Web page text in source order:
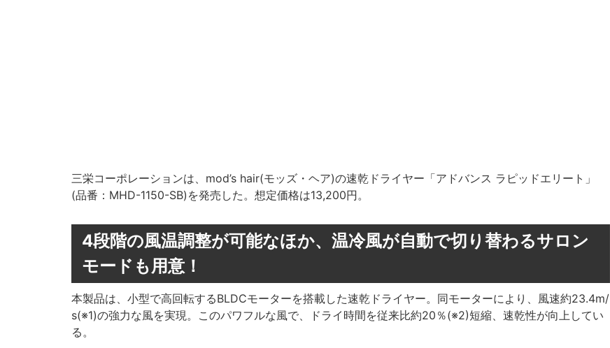
三栄コーポレーションは、mod’s hair(モッズ・ヘア)の速乾ドライヤー「アドバンス ラピッドエリート」
(品番：MHD-1150-SB)を発売した。想定価格は13,200円。
4段階の風温調整が可能なほか、温冷風が自動で切り替わるサロン
モードも用意！
本製品は、小型で高回転するBLDCモーターを搭載した速乾ドライヤー。同モーターにより、風速約23.4m/
s(※1)の強力な風を実現。このパワフルな風で、ドライ時間を従来比約20％(※2)短縮、速乾性が向上してい
る。